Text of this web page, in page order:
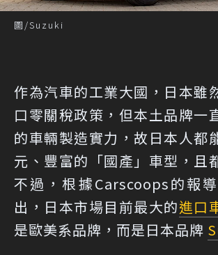
圖/Suzuki
作為汽車的工業大國，日本雖
口零關稅政策，但本土品牌一
的車輛製造實力，故日本人都
元、豐富的「國產」車型，且
不過，根據Carscoops的報
出，日本市場目前最大的進口
是歐美系品牌，而是日本品牌